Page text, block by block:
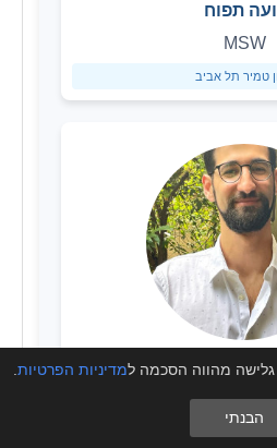
תפוח
MSW
טמיר תל אביב
MA
מהווה הסכמה למדיניות הפרטיות
הבנתי